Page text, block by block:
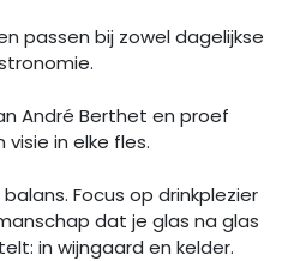
passen bij zowel dagelijkse
André Berthet en proef
in elke fles.
Focus op drinkplezier
dat je glas na glas
in wijngaard en kelder.